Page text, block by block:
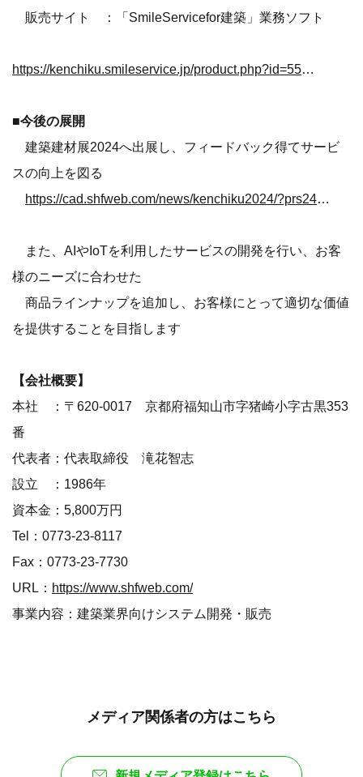
販売サイト ：「SmileServicefor建築」業務ソフト
https://kenchiku.smileservice.jp/product.php?id=555?prs2302
■今後の展開
建築建材展2024へ出展し、フィードバック得てサービ
スの向上を図る
https://cad.shfweb.com/news/kenchiku2024/?prs2402
また、AIやIoTを利用したサービスの開発を行い、お客
様のニーズに合わせた
商品ラインナップを追加し、お客様にとって適切な価値
を提供することを目指します
【会社概要】
本社 ：〒620-0017 京都府福知山市字猪崎小字古黒353
番
代表者：代表取締役 滝花智志
設立 ：1986年
資本金：5,800万円
Tel：0773-23-8117
Fax：0773-23-7730
URL： https://www.shfweb.com/
事業内容：建築業界向けシステム開発・販売
メディア関係者の方はこちら